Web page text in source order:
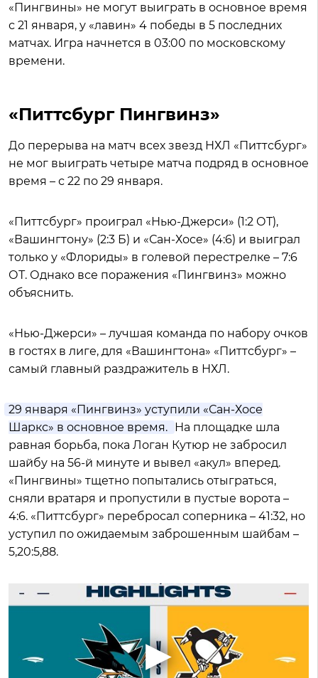
«Пингвины» не могут выиграть в основное время
с 21 января, у «лавин» 4 победы в 5 последних
матчах. Игра начнется в 03:00 по московскому
времени.
«Питтсбург Пингвинз»
До перерыва на матч всех звезд НХЛ «Питтсбург»
не мог выиграть четыре матча подряд в основное
время – с 22 по 29 января.
«Питтсбург» проиграл «Нью-Джерси» (1:2 ОТ),
«Вашингтону» (2:3 Б) и «Сан-Хосе» (4:6) и выиграл
только у «Флориды» в голевой перестрелке – 7:6
ОТ. Однако все поражения «Пингвинз» можно
объяснить.
«Нью-Джерси» – лучшая команда по набору очков
в гостях в лиге, для «Вашингтона» «Питтсбург» –
самый главный раздражитель в НХЛ.
29 января «Пингвинз» уступили «Сан-Хосе
Шаркс» в основное время. На площадке шла
равная борьба, пока Логан Кутюр не забросил
шайбу на 56-й минуте и вывел «акул» вперед.
«Пингвины» тщетно попытались отыграться,
сняли вратаря и пропустили в пустые ворота –
4:6. «Питтсбург» перебросал соперника – 41:32, но
уступил по ожидаемым заброшенным шайбам –
5,20:5,88.